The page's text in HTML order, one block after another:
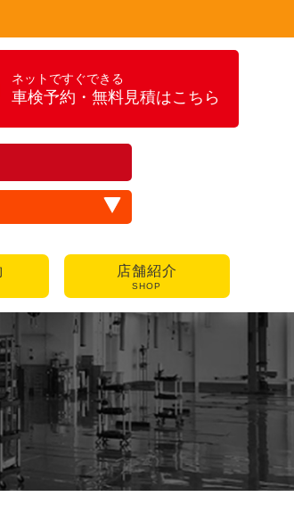
ネットですぐできる
車検予約・無料見積はこちら
店舗紹介
SHOP